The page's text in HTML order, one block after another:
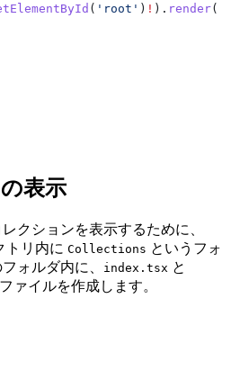
( 'root' ) ! ). render(
表示
クションを表示するために、
トリ内に Collections というフォ
ォルダ内に、
index.tsx と
ァイルを作成します。